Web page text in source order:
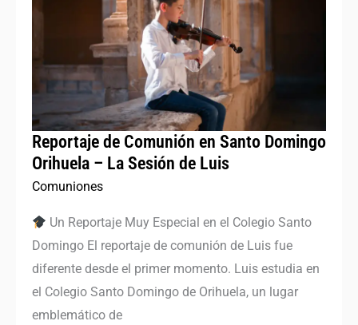
Reportaje de Comunión en Santo Domingo
Orihuela – La Sesión de Luis
Comuniones
Un Reportaje Muy Especial en el Colegio Santo
Domingo El reportaje de comunión de Luis fue
diferente desde el primer momento. Luis estudia en
el Colegio Santo Domingo de Orihuela, un lugar
emblemático de
Domingo
Orihuela
La
Sesión